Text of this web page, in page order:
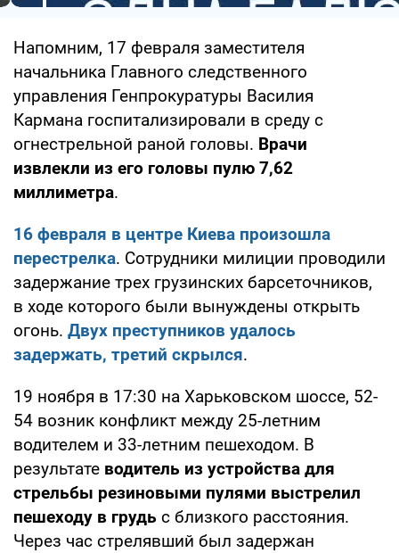
Напомним, 17 февраля заместителя
начальника Главного следственного
управления Генпрокуратуры Василия
Кармана госпитализировали в среду с
огнестрельной раной головы. Врачи
извлекли из его головы пулю 7,62
миллиметра.
16 февраля в центре Киева произошла
перестрелка. Сотрудники милиции проводили
задержание трех грузинских барсеточников,
в ходе которого были вынуждены открыть
огонь. Двух преступников удалось
задержать, третий скрылся.
19 ноября в 17:30 на Харьковском шоссе, 52-
54 возник конфликт между 25-летним
водителем и 33-летним пешеходом. В
результате водитель из устройства для
стрельбы резиновыми пулями выстрелил
пешеходу в грудь с близкого расстояния.
Через час стрелявший был задержан